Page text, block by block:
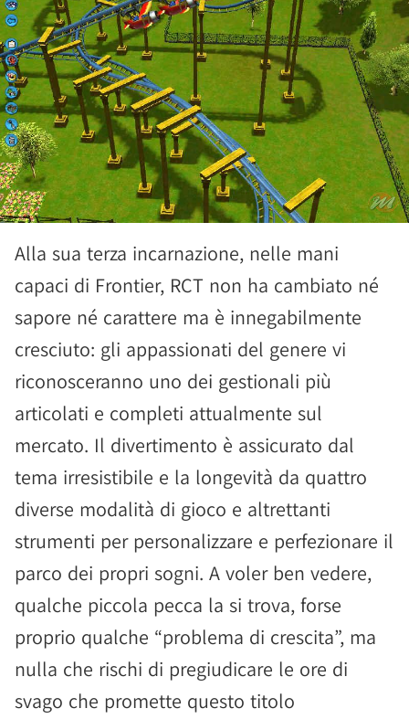
Alla sua terza incarnazione, nelle mani
capaci di Frontier, RCT non ha cambiato né
sapore né carattere ma è innegabilmente
cresciuto: gli appassionati del genere vi
riconosceranno uno dei gestionali più
articolati e completi attualmente sul
mercato. Il divertimento è assicurato dal
tema irresistibile e la longevità da quattro
diverse modalità di gioco e altrettanti
strumenti per personalizzare e perfezionare il
parco dei propri sogni. A voler ben vedere,
qualche piccola pecca la si trova, forse
proprio qualche “problema di crescita”, ma
nulla che rischi di pregiudicare le ore di
svago che promette questo titolo